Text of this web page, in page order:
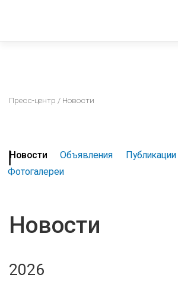
Пресс-центр / Новости
Новости Объявления
Фотогалереи
Новости
2026